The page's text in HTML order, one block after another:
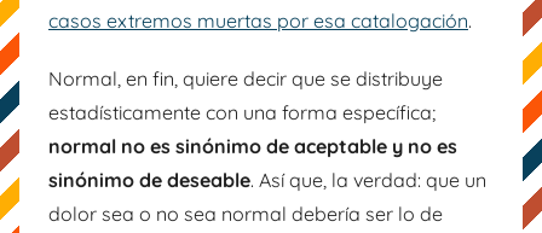
casos extremos muertas por esa catalogación.
Normal, en fin, quiere decir que se distribuye
estadísticamente con una forma específica;
normal no es sinónimo de aceptable y no es
sinónimo de deseable. Así que, la verdad: que un
dolor sea o no sea normal debería ser lo de